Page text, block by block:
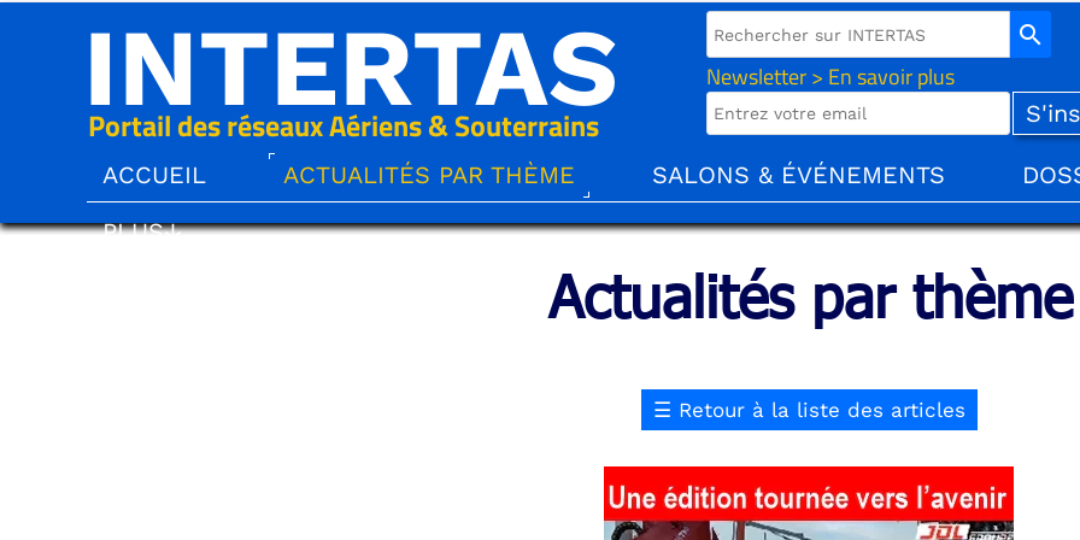
INTERTAS
Portail des réseaux Aériens & Souterrains
Newsletter > En savoir plus
search
ACCUEIL ACTUALITÉS PAR THÈME SALONS & ÉVÉNEMENTS
PLUS↓
Actualités par thème
☰ Retour à la liste des articles